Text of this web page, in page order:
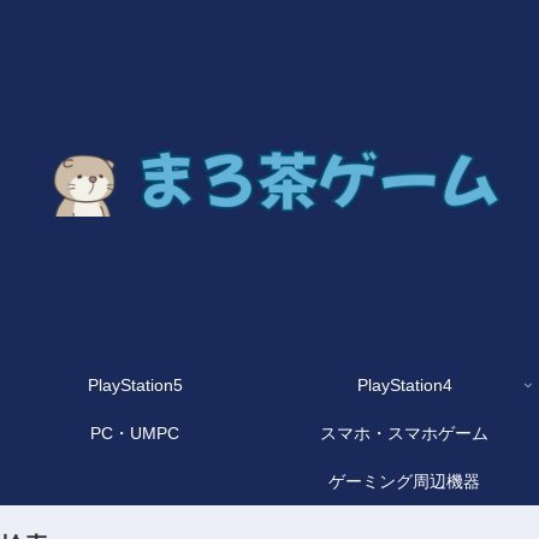
PlayStation5 PlayStation4
PC・UMPC スマホ・スマホゲーム
ゲーミング周辺機器